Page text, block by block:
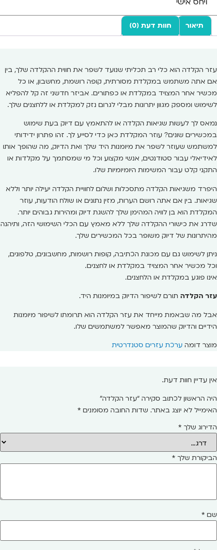
תיאור חוות דעת (0)
עזר הקלדה הוא כלי רב תכליתי שנועד לשפר את חווית ההקלדה שלך, בין
אם אתה משתמש במקלדת מסורתית, קופה רושמת, מחשבון, או כל
מכשיר אחר המצויד במקלדת או כפתורים. אביזר חדשני זה קל להפליא
לשימוש ומספק מגוון יתרונות מבלי לגרום נזק למקלדת או ללחצנים שלך.
נמאס לך לעשות שגיאות הקלדה או להתאמץ עם דיוק בעת שימוש
במכשירים שונים? עוזר המקלדת כאן כדי לסייע לך. זהו פתרון ידידותי
למשתמש שעוזר לשפר את מיומנות היד שלך ואת הדיוק, מה שהופך אותו
לאידיאלי עבור סטודנטים, אנשי מקצוע וכל מי שמסתמך על מקלדות או
התקני קלט עבור המשימות היומיומיות שלו.
היפרד משגיאות הקלדה מתסכלות ושלום לחוויית הקלדה יעילה יותר וללא
שגיאות. בין אם אתה רושם הערות, מזין נתונים או שולח הודעות, עוזר
המקלדת הוא בן לוויה המהימן שלך להשגת דיוק ומהירות גבוהים יותר.
שדרג את כישורי ההקלדה שלך ללא מאמץ עם הכלי השימושי הזה, ותיהנה
מהיתרונות של דיוק משופר בכל המכשירים שלך.
ניתן לשימוש גם עם מכונת הכתיבה, קופות רושמות, מחשבונים, טלפונים,
וכל מכשיר אחר המצויד במקלדת או לחצנים.
אינו פוגע במקלדת או הלחצנים.
עזר הקלדה תורם לשיפור הדיוק במיומנות היד.
אבל מה שבאמת מייחד את עזר הקלדה הוא תרומתו לשיפור מיומנות
הידיים והדיוק שהמוצר מאפשר למשתמשים שלו.
מוצר דומה ערכת עזרים סטנדרטית
אין עדיין חוות דעת.
היה הראשון לכתוב סקירה “עזר הקלדה”
האימייל לא יוצג באתר. שדות החובה מסומנים *
הדירוג שלך *
הביקורת שלך *
שם *